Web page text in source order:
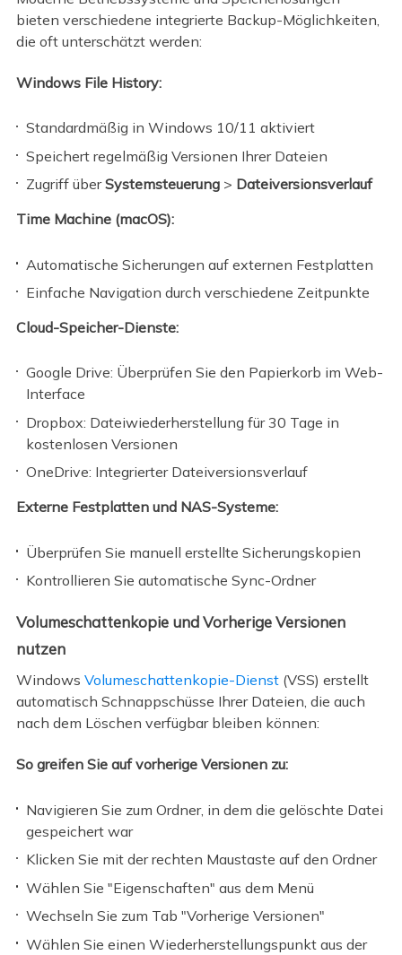
bieten verschiedene integrierte Backup-Möglichkeiten,
die oft unterschätzt werden:
Windows File History:
Standardmäßig in Windows 10/11 aktiviert
Speichert regelmäßig Versionen Ihrer Dateien
Zugriff überSystemsteuerung > Dateiversionsverlauf
Time Machine (macOS):
Automatische Sicherungen auf externen Festplatten
Einfache Navigation durch verschiedene Zeitpunkte
Cloud-Speicher-Dienste:
Google Drive: Überprüfen Sie den Papierkorb im Web-
Interface
Dropbox: Dateiwiederherstellung für 30 Tage in
kostenlosen Versionen
OneDrive: Integrierter Dateiversionsverlauf
Externe Festplatten und NAS-Systeme:
Überprüfen Sie manuell erstellte Sicherungskopien
Kontrollieren Sie automatische Sync-Ordner
Volumeschattenkopie und Vorherige Versionen
nutzen
Windows Volumeschattenkopie-Dienst(VSS) erstellt
automatisch Schnappschüsse Ihrer Dateien, die auch
nach dem Löschen verfügbar bleiben können:
So greifen Sie auf vorherige Versionen zu:
Navigieren Sie zum Ordner, in dem die gelöschte Datei
gespeichert war
Klicken Sie mit der rechten Maustaste auf den Ordner
Wählen Sie "Eigenschaften" aus dem Menü
Wechseln Sie zum Tab "Vorherige Versionen"
Wählen Sie einen Wiederherstellungspunkt aus der